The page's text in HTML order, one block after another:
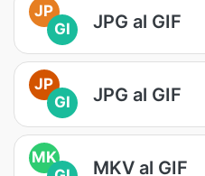
JP
GI
JPG al GIF
JP
GI
JPG al GIF
MK
MKV al GIF